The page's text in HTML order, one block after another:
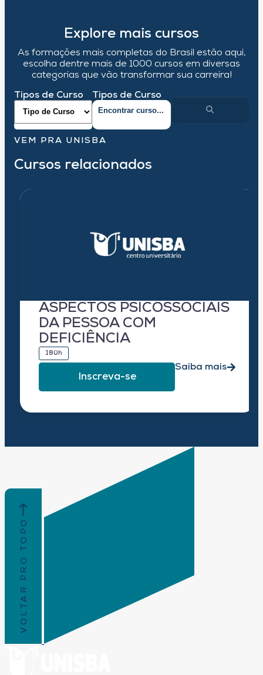
Explore mais cursos
As formações mais completas do Brasil estão aqui,
escolha dentre mais de 1000 cursos em diversas
categorias que vão transformar sua carreira!
Tipos de Curso Tipos de Curso
VEM PRA UNISBA
Cursos relacionados
ASPECTOS PSICOSSOCIAIS
DA PESSOA COM
DEFICIÊNCIA
180h
Inscreva-se
Saiba mais
VOLTAR PRO TOPO